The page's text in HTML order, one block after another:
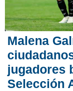
Malena
jugadores
Selección